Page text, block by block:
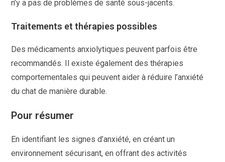
n’y a pas de problèmes de santé sous-jacents.
Traitements et thérapies possibles
Des médicaments anxiolytiques peuvent parfois être
recommandés. Il existe également des thérapies
comportementales qui peuvent aider à réduire l’anxiété
du chat de manière durable.
Pour résumer
En identifiant les signes d’anxiété, en créant un
environnement sécurisant, en offrant des activités